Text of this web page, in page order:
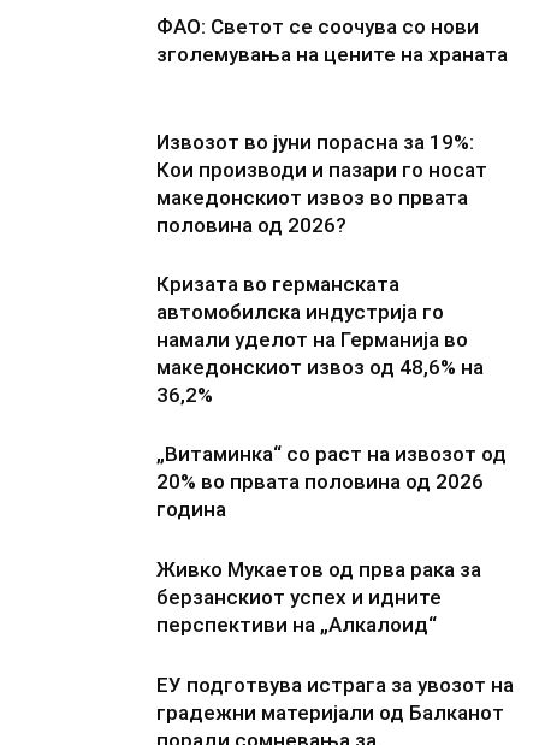
ФАО: Светот се соочува со нови
зголемувања на цените на храната
Извозот во јуни порасна за 19%:
Кои производи и пазари го носат
македонскиот извоз во првата
половина од 2026?
Кризата во германската
автомобилска индустрија го
намали уделот на Германија во
македонскиот извоз од 48,6% на
36,2%
„Витаминка“ со раст на извозот од
20% во првата половина од 2026
година
Живко Мукаетов од прва рака за
берзанскиот успех и идните
перспективи на „Алкалоид“
ЕУ подготвува истрага за увозот на
градежни материјали од Балканот